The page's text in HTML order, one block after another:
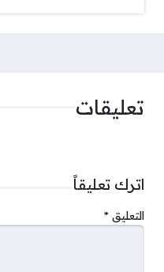
تعليقات
اترك تعليقاً
التعليق *